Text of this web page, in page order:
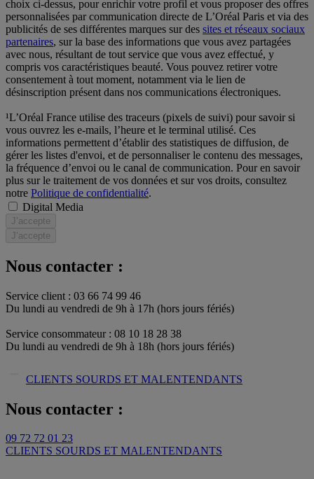
choix ci-dessus, pour enrichir votre profil et vous proposer des offres
personnalisées par communication directe de L’Oréal Paris et via des
publicités de ses différentes marques sur des sites et réseaux sociaux
partenaires, sur la base des informations que vous avez partagées
avec nous, résultant de tout service que vous avez effectué, y
compris vos caractéristiques beauté. Vous pouvez retirer votre
consentement à tout moment, notamment via le lien de
désinscription présent dans nos communications électroniques.
¹L’Oréal France utilise des traceurs (pixels de suivi) pour savoir si
vous ouvrez les e-mails, l’heure et le terminal utilisé. Ces
informations permettent d’établir des statistiques de diffusion, de
gérer les listes d'envoi, et de personnaliser le contenu des messages,
la fréquence d’envoi ou le canal de communication. Pour en savoir
plus sur le traitement de vos données et sur vos droits, consultez
notre Politique de confidentialité.
Digital Media
J’accepte
J’accepte
Nous contacter :
Service client : 03 66 74 99 46
Du lundi au vendredi de 9h à 17h (hors jours fériés)​
Service consommateur : 08 10 18 28 38
Du lundi au vendredi de 9h à 18h (hors jours fériés)
CLIENTS SOURDS ET MALENTENDANTS
Nous contacter :
09 72 72 01 23
CLIENTS SOURDS ET MALENTENDANTS